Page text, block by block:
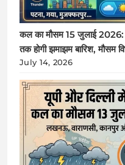
कल का मौसम 15 जुलाई 2026:
तक होगी झमाझम बारिश, मौसम
July 14, 2026